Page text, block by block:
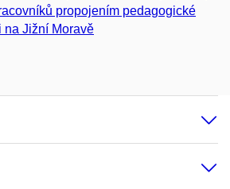
propojením pedagogické
na Jižní Moravě